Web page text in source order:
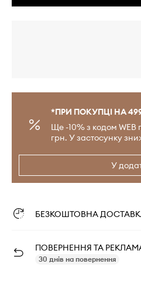
*ПРИ ПОКУПЦІ НА
Ще -10% з кодом WEB
грн. У застосунку
У
БЕЗКОШТОВНА
ПОВЕРНЕННЯ ТА
30 днів на повернення